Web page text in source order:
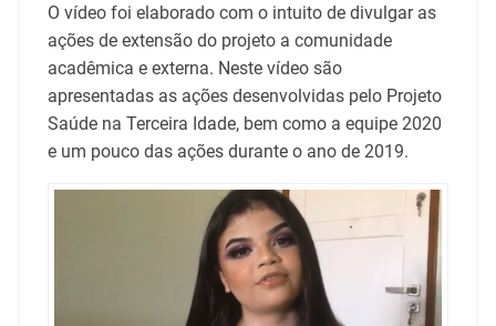
O vídeo foi elaborado com o intuito de divulgar as
ações de extensão do projeto a comunidade
acadêmica e externa. Neste vídeo são
apresentadas as ações desenvolvidas pelo Projeto
Saúde na Terceira Idade, bem como a equipe 2020
e um pouco das ações durante o ano de 2019.